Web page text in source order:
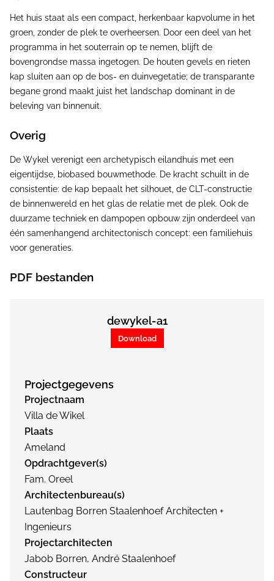
Het huis staat als een compact, herkenbaar kapvolume in het
groen, zonder de plek te overheersen. Door een deel van het
programma in het souterrain op te nemen, blijft de
bovengrondse massa ingetogen. De houten gevels en rieten
kap sluiten aan op de bos- en duinvegetatie; de transparante
begane grond maakt juist het landschap dominant in de
beleving van binnenuit.
Overig
De Wykel verenigt een archetypisch eilandhuis met een
eigentijdse, biobased bouwmethode. De kracht schuilt in de
consistentie: de kap bepaalt het silhouet, de CLT-constructie
de binnenwereld en het glas de relatie met de plek. Ook de
duurzame techniek en dampopen opbouw zijn onderdeel van
één samenhangend architectonisch concept: een familiehuis
voor generaties.
PDF bestanden
dewykel-a1
Download
Projectgegevens
Projectnaam
Villa de Wikel
Plaats
Ameland
Opdrachtgever(s)
Fam. Oreel
Architectenbureau(s)
Lautenbag Borren Staalenhoef Architecten +
Ingenieurs
Projectarchitecten
Jabob Borren, André Staalenhoef
Constructeur